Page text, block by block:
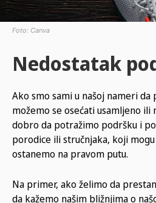
Foto: Canva
Nedostatak
Ako smo sami u našoj nameri
možemo se osećati usamljeno
dobro da potražimo podršku i
porodice ili stručnjaka, koji
ostanemo na pravom putu.
Na primer, ako želimo da
da kažemo našim bližnjima o